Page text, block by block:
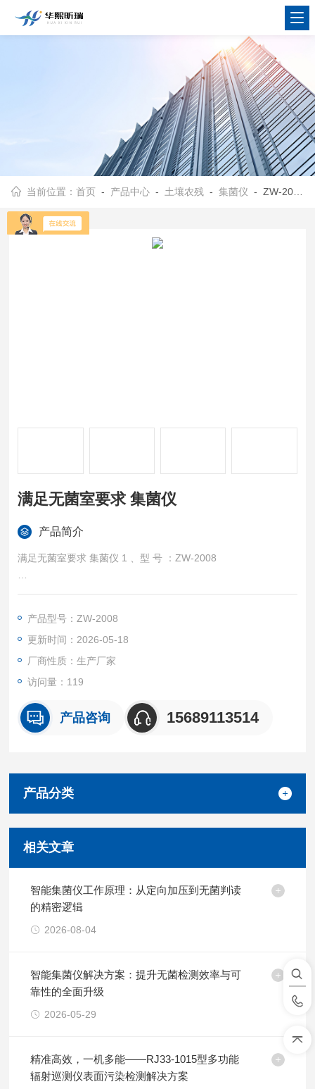
当前位置：首页 - 产品中心 - 土壤农残 -集菌仪 - ZW-2008满足无菌室要求 集菌仪
满足无菌室要求 集菌仪
产品简介
满足无菌室要求 集菌仪 1 、型 号 ：ZW-2008
2 、电 源 ：AC 220V (±10%）,50Hz(±2%)
3 、功 率 ：120W
4 、转 速 ：0～300±5rpm
6 、机壳材料：L304 不锈钢材料
8 、重 量：9.5kg
产品型号：ZW-2008
更新时间：2026-05-18
厂商性质：生产厂家
访问量：119
产品咨询 15689113514
产品分类
相关文章
智能集菌仪工作原理：从定向加压到无菌判读
的精密逻辑
2026-08-04
智能集菌仪解决方案：提升无菌检测效率与可
靠性的全面升级
2026-05-29
精准高效，一机多能——RJ33-1015型多功能
辐射巡测仪表面污染检测解决方案